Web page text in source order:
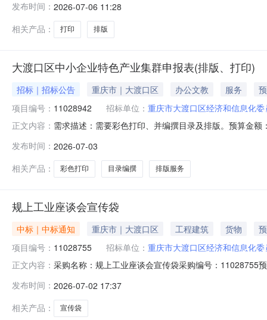
设计制作部4880.04880.04880.00-成交2026-07-
发布时间： 2026-07-06 11:28
相关产品：
打印 排版
大渡口区中小企业特色产业集群申报表(排版、打印)
招标｜招标公告 重庆市｜大渡口区 办公文教 服务
项目编号： 11028942 招标单位： 重庆市大渡口区经济和信息化委
正文内容： 需求描述：需要彩色打印、并编撰目录及排版。预算金
发布时间： 2026-07-03
相关产品：
彩色打印 目录编撰 排版服务
规上工业座谈会宣传袋
中标｜中标通知 重庆市｜大渡口区 工程建筑 货物
项目编号： 11028755 招标单位： 重庆市大渡口区经济和信息化委
正文内容： 采购名称：规上工业座谈会宣传袋采购编号：11028755
1中选人信息来源：
发布时间： 2026-07-02 17:37
相关产品：
宣传袋